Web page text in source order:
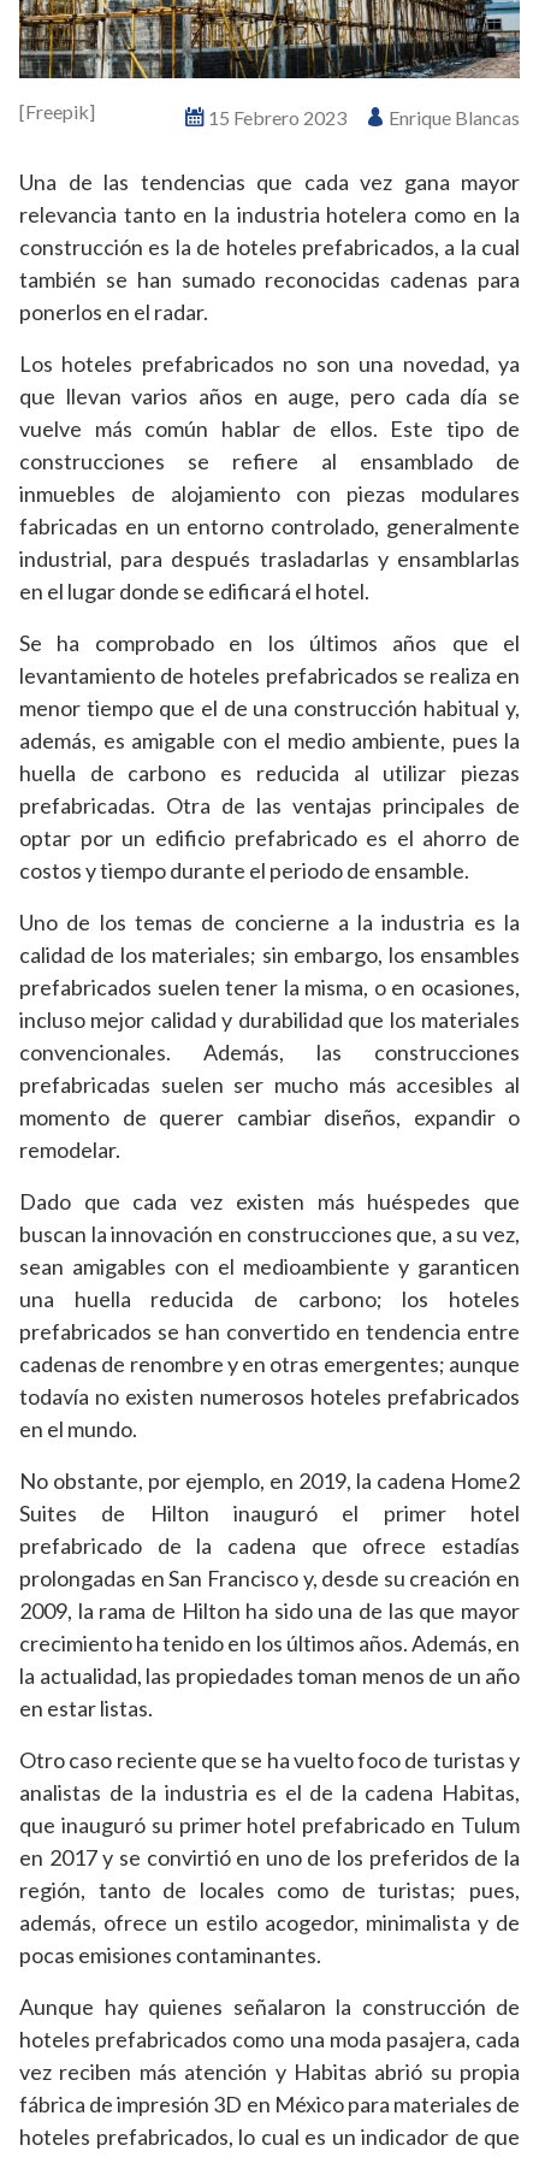
15 Febrero 2023 Enrique Blancas
[Freepik]
Una de las tendencias que cada vez gana mayor
relevancia tanto en la industria hotelera como en la
construcción es la de hoteles prefabricados, a la cual
también se han sumado reconocidas cadenas para
ponerlos en el radar.
Los hoteles prefabricados no son una novedad, ya
que llevan varios años en auge, pero cada día se
vuelve más común hablar de ellos. Este tipo de
construcciones se refiere al ensamblado de
inmuebles de alojamiento con piezas modulares
fabricadas en un entorno controlado, generalmente
industrial, para después trasladarlas y ensamblarlas
en el lugar donde se edificará el hotel.
Se ha comprobado en los últimos años que el
levantamiento de hoteles prefabricados se realiza en
menor tiempo que el de una construcción habitual y,
además, es amigable con el medio ambiente, pues la
huella de carbono es reducida al utilizar piezas
prefabricadas. Otra de las ventajas principales de
optar por un edificio prefabricado es el ahorro de
costos y tiempo durante el periodo de ensamble.
Uno de los temas de concierne a la industria es la
calidad de los materiales; sin embargo, los ensambles
prefabricados suelen tener la misma, o en ocasiones,
incluso mejor calidad y durabilidad que los materiales
convencionales. Además, las construcciones
prefabricadas suelen ser mucho más accesibles al
momento de querer cambiar diseños, expandir o
remodelar.
Dado que cada vez existen más huéspedes que
buscan la innovación en construcciones que, a su vez,
sean amigables con el medioambiente y garanticen
una huella reducida de carbono; los hoteles
prefabricados se han convertido en tendencia entre
cadenas de renombre y en otras emergentes; aunque
todavía no existen numerosos hoteles prefabricados
en el mundo.
No obstante, por ejemplo, en 2019, la cadena Home2
Suites de Hilton inauguró el primer hotel
prefabricado de la cadena que ofrece estadías
prolongadas en San Francisco y, desde su creación en
2009, la rama de Hilton ha sido una de las que mayor
crecimiento ha tenido en los últimos años. Además, en
la actualidad, las propiedades toman menos de un año
en estar listas.
Otro caso reciente que se ha vuelto foco de turistas y
analistas de la industria es el de la cadena Habitas,
que inauguró su primer hotel prefabricado en Tulum
en 2017 y se convirtió en uno de los preferidos de la
región, tanto de locales como de turistas; pues,
además, ofrece un estilo acogedor, minimalista y de
pocas emisiones contaminantes.
Aunque hay quienes señalaron la construcción de
hoteles prefabricados como una moda pasajera, cada
vez reciben más atención y Habitas abrió su propia
fábrica de impresión 3D en México para materiales de
hoteles prefabricados, lo cual es un indicador de que